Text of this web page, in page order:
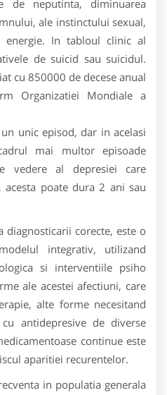
de neputinta, diminuarea
ale instinctului sexual,
energie. In tabloul clinic al
de suicid sau suicidul.
cu 850000 de decese anual
Organizatiei Mondiale a
unic episod, dar in acelasi
mai multor episoade
vedere al depresiei care
acesta poate dura 2 ani sau
diagnosticarii corecte, este o
integrativ, utilizand
si interventiile psiho
ale acestei afectiuni, care
alte forme necesitand
antidepresive de diverse
continue este
aparitiei recurentelor.
in populatia generala